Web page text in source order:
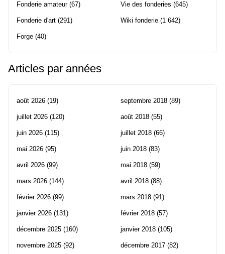
Fonderie amateur(67)
Fonderie d'art (291)
Forge (40)
Vie des fonderies (645)
Wiki fonderie (1 642)
Articles par années
août 2026 (19)
juillet 2026 (120)
juin 2026 (115)
mai 2026 (95)
avril 2026 (99)
mars 2026 (144)
février 2026 (99)
janvier 2026 (131)
décembre 2025 (160)
novembre 2025 (92)
septembre 2018 (89)
août 2018 (55)
juillet 2018 (66)
juin 2018 (83)
mai 2018 (59)
avril 2018 (88)
mars 2018 (91)
février 2018 (57)
janvier 2018 (105)
décembre 2017 (82)